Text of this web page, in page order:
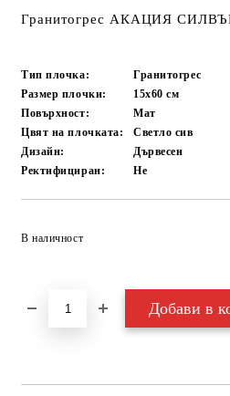
Гранитогрес АКАЦИЯ
Тип плочка:
Гранитогрес
Размер плочки:
15x60см
Повърхност:
Мат
Цвят на плочката:
Светло сив
Дизайн:
Дървесен
Ректифициран:
Не
В наличност